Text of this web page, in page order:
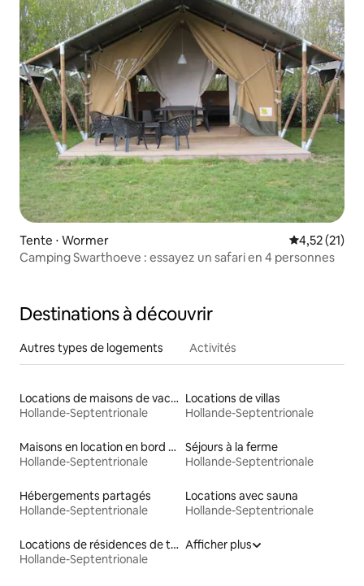
Tente ⋅ Wormer Évaluation
4,52 (21)
Camping Swarthoeve : essayez un safari en 4 personnes
Destinations à découvrir
Autres types de logements Activités
Locations de maisons de vacances
Hollande-Septentrionale
Locations de villas
Hollande-Septentrionale
Maisons en location en bord de mer
Hollande-Septentrionale
Séjours à la ferme
Hollande-Septentrionale
Hébergements partagés
Hollande-Septentrionale
Locations avec sauna
Hollande-Septentrionale
Locations de résidences de tourisme
Hollande-Septentrionale
Afficher plus